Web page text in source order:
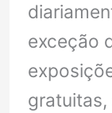
exceção